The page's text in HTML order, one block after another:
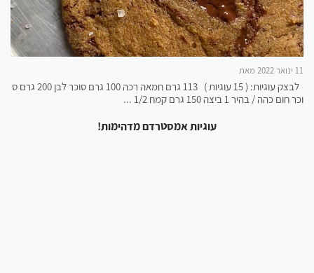
11 ינואר 2022 מאת
לבצק עוגיות: ( 15 עוגיות ) 113 גרם חמאה רכה 100 גרם סוכר לבן 200 גרם ס
וכר חום כהה / בהיר 1 ביצה 150 גרם קמח 1/2 ...
עוגיות אמסטרדם מדהימות!